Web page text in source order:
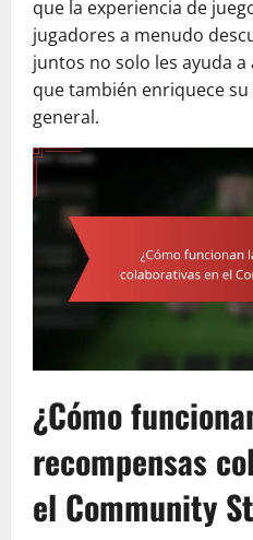
que la experiencia de
jugadores a menudo
juntos no solo les ayuda
que también enriquece su
general.
¿Cómo
recompensas
el Community